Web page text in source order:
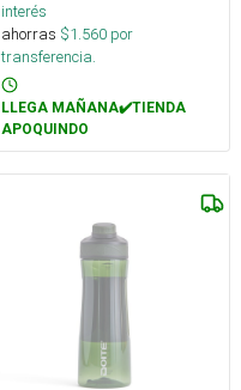
interés
ahorras $1.560 por
transferencia.
LLEGA MAÑANA✔️TIENDA
APOQUINDO